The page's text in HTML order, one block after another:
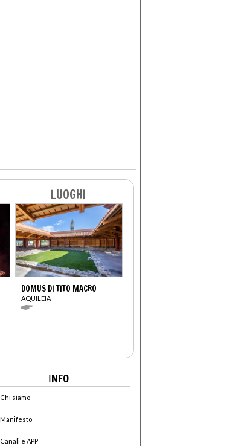
LUOGHI
DOMUS DI TITO MACRO
AQUILEIA
INFO
Chi siamo
Manifesto
Canali e APP